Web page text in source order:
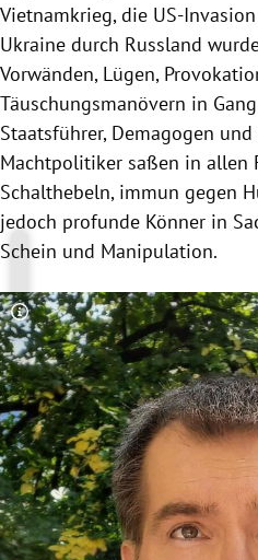
Vietnamkrieg, die US-
Ukraine durch Russland
Vorwänden, Lügen,
Täuschungsmanövern in
Staatsführer, Demagogen
Machtpolitiker saßen in allen
Schalthebeln, immun gegen
jedoch profunde Könner in
Schein und Manipulation.
Copyright-Hinweis öffnen/